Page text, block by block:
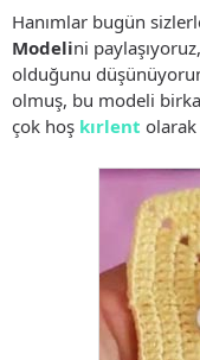
Hanımlar bugün
Modelini
olduğunu
olmuş, bu modeli
çok hoş kırlent